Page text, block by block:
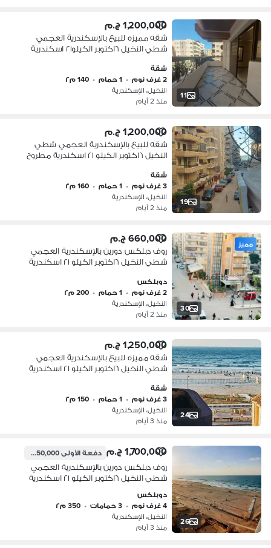
11
1,200,000 ج.م
شقه مميزه للبيع بالإسكندرية العجمي
شطي النخيل ٦اكتوبر الكيلو٢١ اسكندرية
شقة
2 غرف نوم
• 1 حمام • 140 م٢
النخيل، الإسكندرية
منذ 2 أيام
19
1,200,000 ج.م
شقه للبيع بالإسكندرية العجمي شطي
النخيل ٦اكتوبر الكيلو ٢١ اسكندرية مطروح
شقة
3 غرف نوم
• 1 حمام • 160 م٢
النخيل، الإسكندرية
منذ 2 أيام
30
مميز 660,000 ج.م
روف دبلكس دورين بالإسكندرية العجمي
شطي النخيل ٦اكتوبر الكيلو ٢١ اسكندرية
دوبلكس
2 غرف نوم
• 1 حمام • 200 م٢
النخيل، الإسكندرية
منذ 2 أيام
24
1,250,000 ج.م
شقه مميزه للبيع بالإسكندرية العجمي
شطي النخيل ٦اكتوبر الكيلو ٢١ اسكندرية
شقة
3 غرف نوم
• 1 حمام • 150 م٢
النخيل، الإسكندرية
منذ 3 أيام
26
1,700,000 ج.م دفعة الأولى850,000 ج.م
روف دبلكس دورين بالإسكندرية العجمي
شطي النخيل ٦اكتوبر الكيلو ٢١ اسكندرية
دوبلكس
4 غرف نوم
• 3 حمامات • 350 م٢
النخيل، الإسكندرية
منذ 3 أيام